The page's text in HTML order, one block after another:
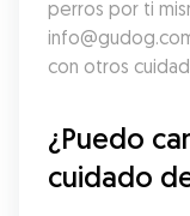
perros por ti
con otros
¿Puedo
cuidado